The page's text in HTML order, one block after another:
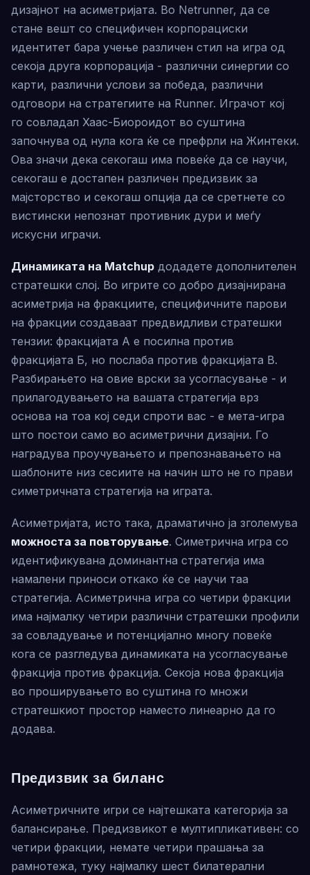
дизајнот на асиметријата. Во Netrunner, да се
стане вешт со специфичен корпорациски
идентитет бара учење различен стил на игра од
секоја друга корпорација - различни синергии со
карти, различни услови за победа, различни
одговори на стратегиите на Runner. Играчот кој
го совладал Хаас-Биороидот во суштина
започнува од нула кога ќе се префрли на Жинтеки.
Ова значи дека секогаш има повеќе да се научи,
секогаш е достапен различен предизвик за
мајсторство и секогаш опција да се сретнете со
вистински непознат противник дури и меѓу
искусни играчи.
Динамиката на Matchup додадете дополнителен
стратешки слој. Во игрите со добро дизајнирана
асиметрија на фракциите, специфичните парови
на фракции создаваат предвидливи стратешки
тензии: фракцијата А е посилна против
фракцијата Б, но послаба против фракцијата В.
Разбирањето на овие врски за усогласување - и
прилагодувањето на вашата стратегија врз
основа на тоа кој седи спроти вас - е мета-игра
што постои само во асиметрични дизајни. Го
наградува проучувањето и препознавањето на
шаблоните низ сесиите на начин што не го прави
симетричната стратегија на играта.
Асиметријата, исто така, драматично ја зголемува
можноста за повторување. Симетрична игра со
идентификувана доминантна стратегија има
намалени приноси откако ќе се научи таа
стратегија. Асиметрична игра со четири фракции
има најмалку четири различни стратешки профили
за совладување и потенцијално многу повеќе
кога се разгледува динамиката на усогласување
фракција против фракција. Секоја нова фракција
во проширувањето во суштина го множи
стратешкиот простор наместо линеарно да го
додава.
Предизвик за биланс
Асиметричните игри се најтешката категорија за
балансирање. Предизвикот е мултипликативен: со
четири фракции, немате четири прашања за
рамнотежа, туку најмалку шест билатерални